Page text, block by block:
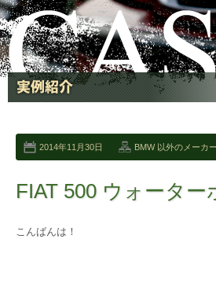
2014年11月30日 BMW 以外のメーカー
FIAT 500 ウォーター
こんばんは！